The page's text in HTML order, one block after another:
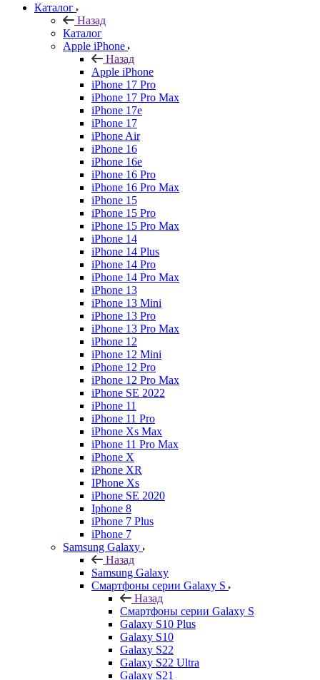
Каталог
Назад
Каталог
Apple iPhone
Назад
Apple iPhone
iPhone 17 Pro
iPhone 17 Pro Max
iPhone 17e
iPhone 17
iPhone Air
iPhone 16
iPhone 16e
iPhone 16 Pro
iPhone 16 Pro Max
iPhone 15
iPhone 15 Pro
iPhone 15 Pro Max
iPhone 14
iPhone 14 Plus
iPhone 14 Pro
iPhone 14 Pro Max
iPhone 13
iPhone 13 Mini
iPhone 13 Pro
iPhone 13 Pro Max
iPhone 12
iPhone 12 Mini
iPhone 12 Pro
iPhone 12 Pro Max
iPhone SE 2022
iPhone 11
iPhone 11 Pro
iPhone Xs Max
iPhone 11 Pro Max
iPhone X
iPhone XR
IPhone Xs
iPhone SE 2020
Iphone 8
iPhone 7 Plus
iPhone 7
Samsung Galaxy
Назад
Samsung Galaxy
Смартфоны серии Galaxy S
Назад
Смартфоны серии Galaxy S
Galaxy S10 Plus
Galaxy S10
Galaxy S22
Galaxy S22 Ultra
Galaxy S21